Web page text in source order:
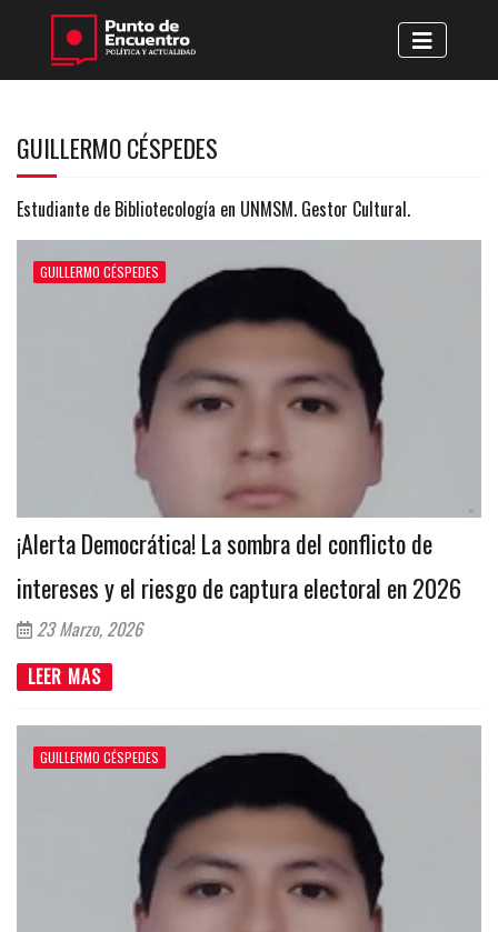
GUILLERMO CÉSPEDES
Estudiante de Bibliotecología en UNMSM. Gestor Cultural.
GUILLERMO CÉSPEDES
¡Alerta Democrática! La sombra del conflicto de
intereses y el riesgo de captura electoral en 2026
23 Marzo, 2026
LEER MAS
GUILLERMO CÉSPEDES